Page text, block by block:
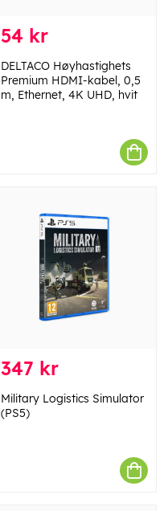
54 kr
DELTACO Høyhastighets
Premium HDMI-kabel, 0,5
m, Ethernet, 4K UHD, hvit
347 kr
Military Logistics Simulator
(PS5)